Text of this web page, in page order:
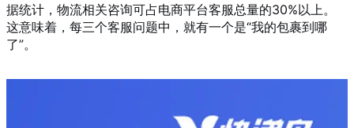
据统计，物流相关咨询可占电商平台客服总量的30%以上。
这意味着，每三个客服问题中，就有一个是“我的包裹到哪
了”。